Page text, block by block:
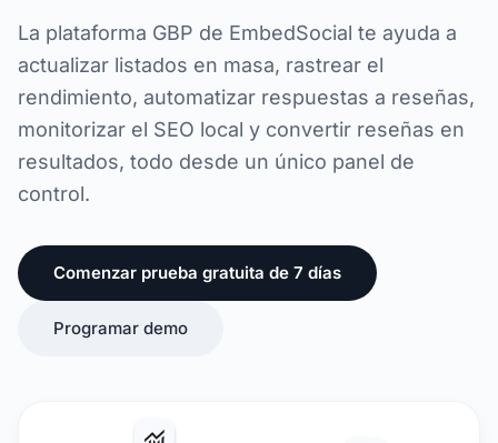
La plataforma GBP de EmbedSocial te ayuda a
actualizar listados en masa, rastrear el
rendimiento, automatizar respuestas a reseñas,
monitorizar el SEO local y convertir reseñas en
resultados, todo desde un único panel de
control.
Comenzar prueba gratuita de 7 días
Programar demo